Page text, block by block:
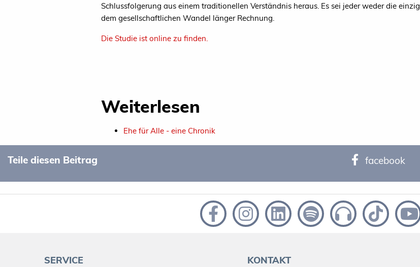
Schlussfolgerung aus einem traditionellen Verständnis heraus. Es sei jeder weder die
dem gesellschaftlichen Wandel länger Rechnung.
Die Studie ist online zu finden.
Weiterlesen
Ehe für Alle - eine Chronik
Teile diesen Beitrag facebook
SERVICE KONTAKT